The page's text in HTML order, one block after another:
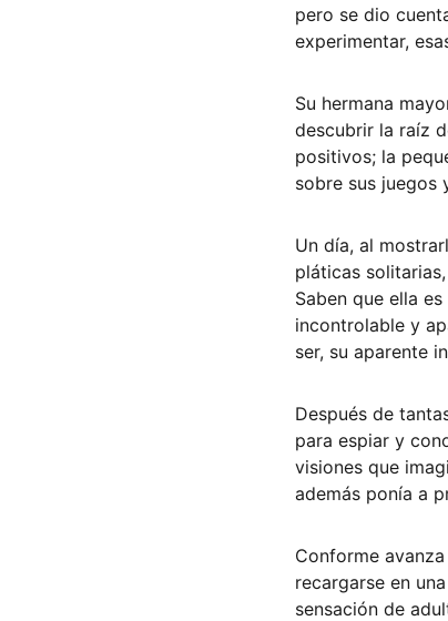
pero se dio
experimentar,
Su hermana
descubrir la raíz
positivos; la
sobre sus juegos
Un día, al
pláticas
Saben que ella
incontrolable y
ser, su aparente
Después de
para espiar y
visiones que
además ponía a
Conforme
recargarse en
sensación de